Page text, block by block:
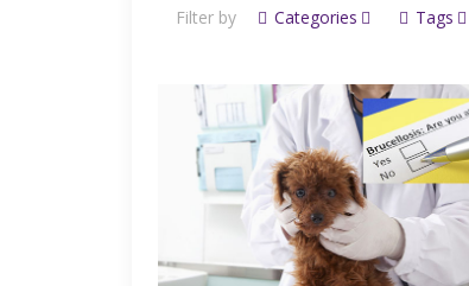
Filter by Categories Tags